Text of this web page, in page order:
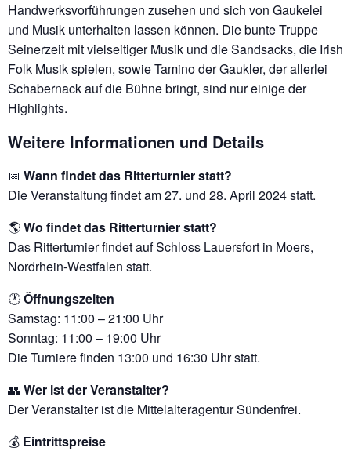
Handwerksvorführungen zusehen und sich von Gaukelei
und Musik unterhalten lassen können. Die bunte Truppe
Seinerzeit mit vielseitiger Musik und die Sandsacks, die Irish
Folk Musik spielen, sowie Tamino der Gaukler, der allerlei
Schabernack auf die Bühne bringt, sind nur einige der
Highlights.
Weitere Informationen und Details
📅 Wann findet das Ritterturnier statt?
Die Veranstaltung findet am 27. und 28. April 2024 statt.
🌎Wo findet das Ritterturnier statt?
Das Ritterturnier findet auf Schloss Lauersfort in Moers,
Nordrhein-Westfalen statt.
🕐Öffnungszeiten
Samstag: 11:00 – 21:00 Uhr
Sonntag: 11:00 – 19:00 Uhr
Die Turniere finden 13:00 und 16:30 Uhr statt.
👥 Wer ist der Veranstalter?
Der Veranstalter ist die Mittelalteragentur Sündenfrei.
💰 Eintrittspreise